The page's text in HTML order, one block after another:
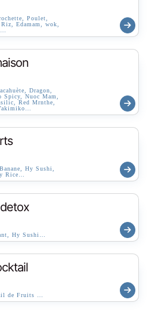
Poulet,
Edamam, wok,
Dragon,
Nuoc Mam,
Red Mrnthe,
Hy Sushi,
Rice…
Hy Sushi…
de Fruits …